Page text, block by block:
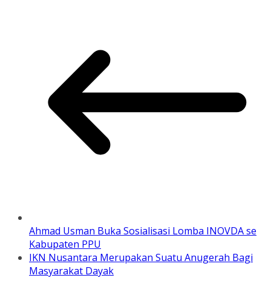
Ahmad Usman Buka Sosialisasi Lomba INOVDA se
Kabupaten PPU
IKN Nusantara Merupakan Suatu Anugerah Bagi
Masyarakat Dayak